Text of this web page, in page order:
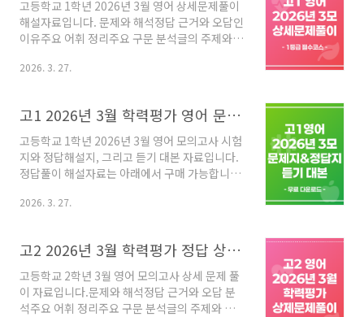
줍니다.단순히 첫 문장부터 해석하는 것이 아니
라, 글 전체의 논리 구조(전반부-중반부-후반부)
를 표로 정리했습니다. 글의 흐름을 먼저 파악하
고 독해에 들어가면 정답의 근거가 더 명확히 보
고등학교 1학년 2026년 3월 영어 상세문제풀이
해설자료입니다. 문제와 해석정답 근거와 오답인
이유주요 어휘 정리주요 구문 분석글의 주제와
해 보시면 좋겠습니다. [고1 26년 3모 영어 상세
학력평가 문제풀이 해설자료입니다. 문제와 해석
정답 근거 및 오답 분석 주요 어휘 정리 주요 구문
분석 글의 주제 및 요지 글의 논리 구조 정답이 되
는 근거를 자세히solvook.com
2026. 3. 27.
고1 2026년 3월 학력평가 영어 문제지 정답해설지 듣기대본 무료 배포
고등학교 1학년 2026년 3월 영어 모의고사 시험
지와 정답해설지, 그리고 듣기 대본 자료입니다.
정답풀이 해설자료는 아래에서 구매 가능합니다.
고등학교 1학년 2026년 3월 학력평가 문제풀이
요지 글의 논리 구조 정답이 되는 근거를 자세히
solvook.com
2026. 3. 27.
고2 2026년 3월 학력평가 정답 상세풀이 자료
고등학교 2학년 3월 영어 모의고사 상세 문제 풀
이 자료입니다.문제와 해석정답 근거와 오답 분
석주요 어휘 정리주요 구문 분석글의 주제와 요